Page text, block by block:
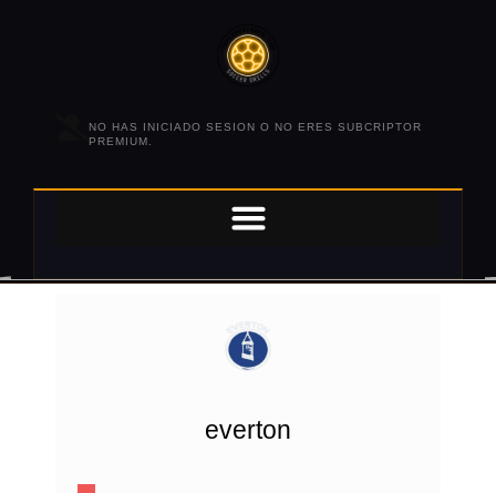
NO HAS INICIADO SESION O NO ERES SUBCRIPTOR
PREMIUM.
everton